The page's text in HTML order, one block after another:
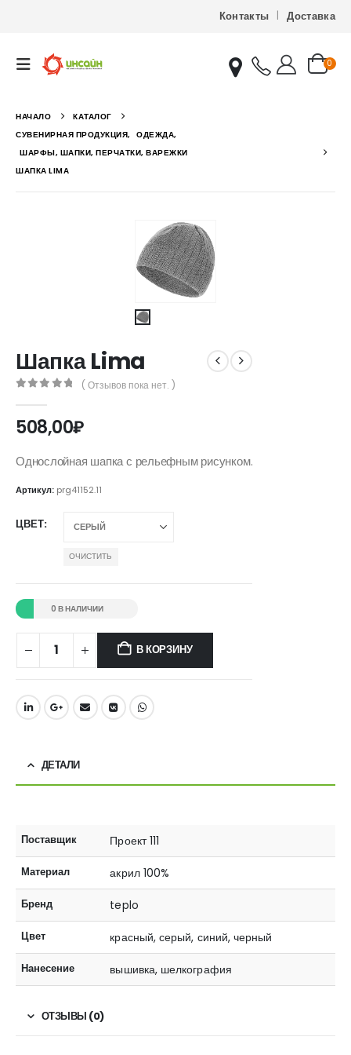
Контакты Доставка
0
НАЧАЛО
КАТАЛОГ
СУВЕНИРНАЯ ПРОДУКЦИЯ, ОДЕЖДА,
ШАРФЫ, ШАПКИ, ПЕРЧАТКИ, ВАРЕЖКИ
ШАПКА LIMA
Шапка Lima
( Отзывов пока нет. )
508,00₽
Однослойная шапка с рельефным рисунком.
Артикул: prg41152.11
ЦВЕТ
ОЧИСТИТЬ
0 В НАЛИЧИИ
В КОРЗИНУ
ДЕТАЛИ
Поставщик Проект 111
Материал акрил 100%
Бренд teplo
Цвет красный, серый, синий, черный
Нанесение вышивка, шелкография
ОТЗЫВЫ (0)